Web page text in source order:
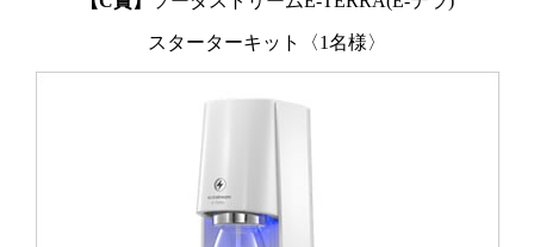
スターターキット〈1名様〉